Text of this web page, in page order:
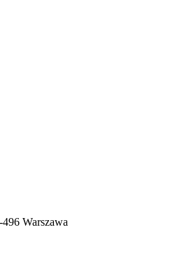
Warszawa